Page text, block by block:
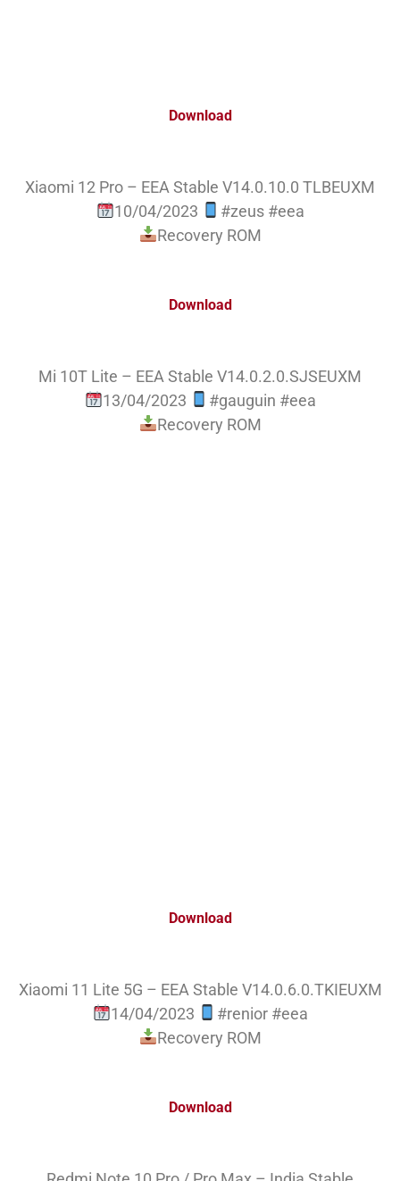
Download
Xiaomi 12 Pro – EEA Stable V14.0.10.0 TLBEUXM
10/04/2023
#zeus #eea
Recovery ROM
Download
Mi 10T Lite – EEA Stable V14.0.2.0.SJSEUXM
13/04/2023
#gauguin #eea
Recovery ROM
Download
Xiaomi 11 Lite 5G – EEA Stable V14.0.6.0.TKIEUXM
14/04/2023
#renior #eea
Recovery ROM
Download